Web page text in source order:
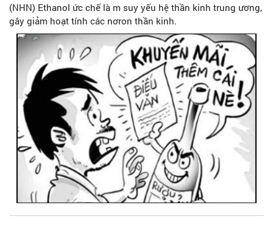
(NHN) Ethanol ức chế là m suy yếu hệ thần kinh trung ương,
gây giảm hoạt tính các nơron thần kinh.